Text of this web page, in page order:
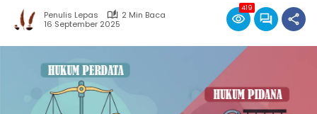
Penulis Lepas
2 Min Baca
16 September 2025
419